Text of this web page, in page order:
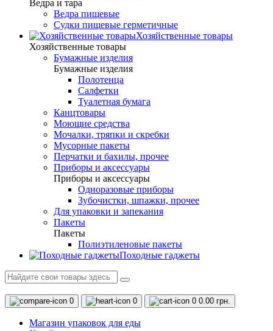
Ведра и тара
Ведра пищевые
Судки пищевые герметичные
Хозяйственные товары
Хозяйственные товары
Бумажные изделия
Бумажные изделия
Полотенца
Салфетки
Туалетная бумага
Канцтовары
Моющие средства
Мочалки, тряпки и скребки
Мусорные пакеты
Перчатки и бахилы, прочее
Приборы и аксессуары
Приборы и аксессуары
Одноразовые приборы
Зубочистки, шпажки, прочее
Для упаковки и запекания
Пакеты
Пакеты
Полиэтиленовые пакеты
Походные гаджеты
0 0 0 0.00 грн.
Магазин упаковок для еды